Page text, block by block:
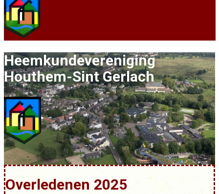
Heemkundevereni​ging
Houthe​​m-Sint Gerlach
Overledenen 2025